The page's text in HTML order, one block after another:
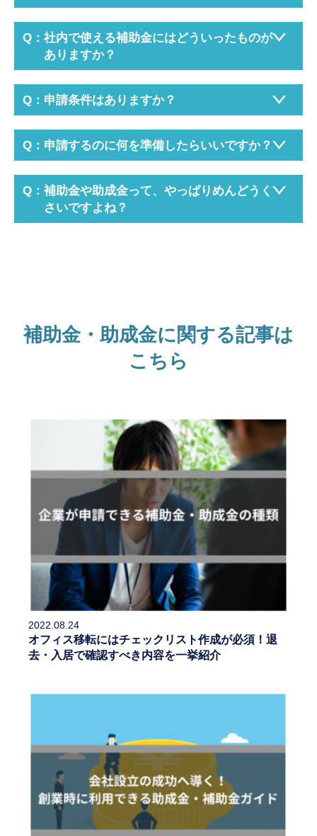
社内で使える補助金にはどういったものが
ありますか？
申請条件はありますか？
申請するのに何を準備したらいいですか？
補助金や助成金って、やっぱりめんどうく
さいですよね？
補助金・助成金に関する記事は
こちら
2022.08.24
オフィス移転にはチェックリスト作成が必須！退
去・入居で確認すべき内容を一挙紹介